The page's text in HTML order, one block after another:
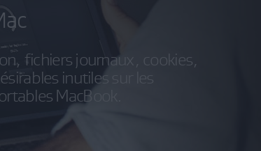
fichiers journaux, cookies,
inutiles sur les
MacBook.